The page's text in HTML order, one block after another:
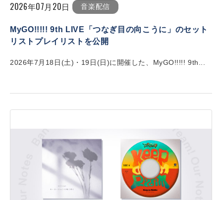
2026年07月20日 音楽配信
MyGO!!!!! 9th LIVE「つなぎ目の向こうに」のセット
リストプレイリストを公開
2026年7月18日(土)・19日(日)に開催した、MyGO!!!!! 9th...